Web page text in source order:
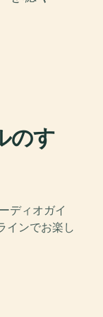
のす
ディオガイ
インでお楽し